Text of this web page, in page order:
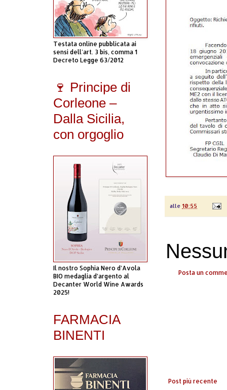
alle 10:55
Posta un
Post più recente
Testata online pubblicata ai
sensi dell'art. 3 bis, comma 1
Decreto Legge 63/2012
🍷 Principe di
Corleone –
Dalla Sicilia,
con orgoglio
Il nostro Sophia Nero d’Avola
BIO medaglia d’argento al
Decanter World Wine Awards
2025!
FARMACIA
BINENTI